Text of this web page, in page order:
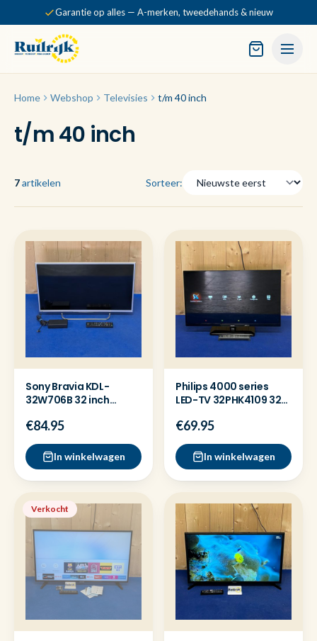
Garantie op alles — A-merken, tweedehands & nieuw
Home Webshop Televisies t/m 40 inch
t/m 40 inch
7artikelen Sorteer:
Sony Bravia KDL-
32W706B 32 inch
staat
€84.95
In winkelwagen
Philips 4000 series
LED-TV 32PHK4109 32
€69.95
In winkelwagen
Verkocht